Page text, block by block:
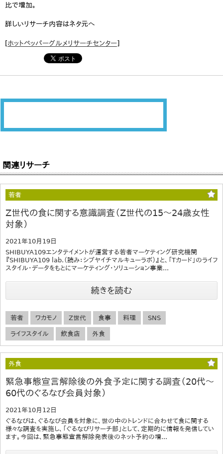
比で増加。
詳しいリサーチ内容はネタ元へ
[ホットペッパーグルメリサーチセンター]
関連リサーチ
若者
Z世代の食に関する意識調査（Z世代の15～24歳女性
対象）
2021年10月19日
SHIBUYA109エンタテイメントが運営する若者マーケティング研究機関
『SHIBUYA109 lab.（読み：シブヤイチマルキューラボ）』と、「Tカード」のライフ
スタイル・データをもとにマーケティング・ソリューション事業...
続きを読む
若者 ワカモノ Z世代 食事 料理 SNS
ライフスタイル 飲食店 外食
外食
緊急事態宣言解除後の外食予定に関する調査（20代～
60代のぐるなび会員対象）
2021年10月12日
ぐるなびは、ぐるなび会員を対象に、世の中のトレンドに合わせて食に関する
様々な調査を実施し、「ぐるなびリサーチ部」として、定期的に情報を発信してい
ます。今回は、緊急事態宣言解除発表後のネット予約の増...